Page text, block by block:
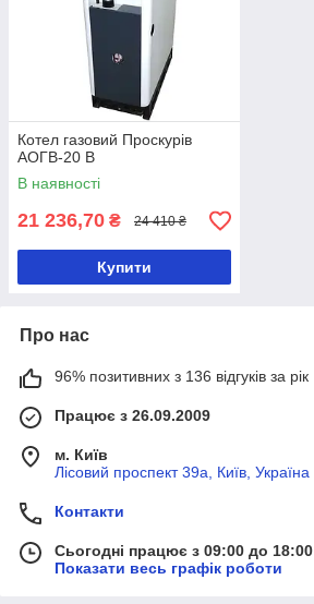
Котел газовий Проскурів
АОГВ-20 В
В наявності
21 236,70 ₴ 24 410 ₴
Купити
Про нас
96% позитивних з 136 відгуків за рік
Працює з 26.09.2009
м. Київ
Лісовий проспект 39а, Київ, Україна
Контакти
Сьогодні працює з 09:00 до 18:00
Показати весь графік роботи